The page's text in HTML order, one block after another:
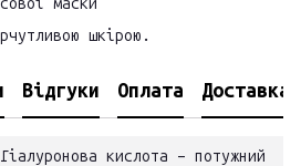
маски
шкірою.
Відгуки Оплата Доставка
кислота – потужний